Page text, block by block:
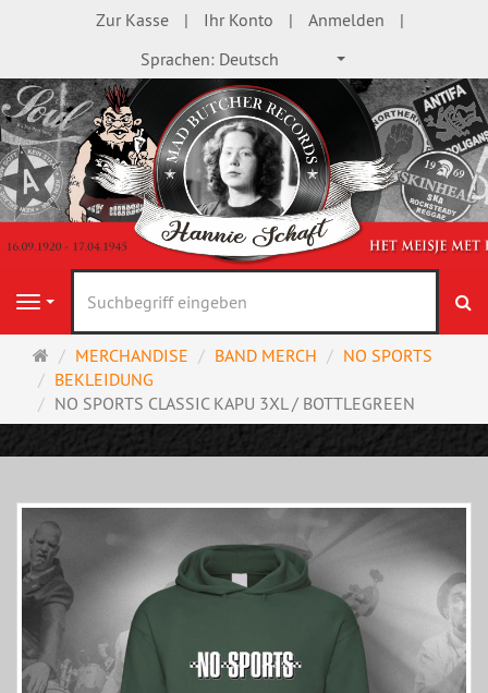
Zur Kasse Ihr Konto
Anmelden
Sprachen: Deutsch
Navigation
Startseite
MERCHANDISE BAND MERCH
NO SPORTS
BEKLEIDUNG
NO SPORTS CLASSIC KAPU 3XL / BOTTLEGREEN